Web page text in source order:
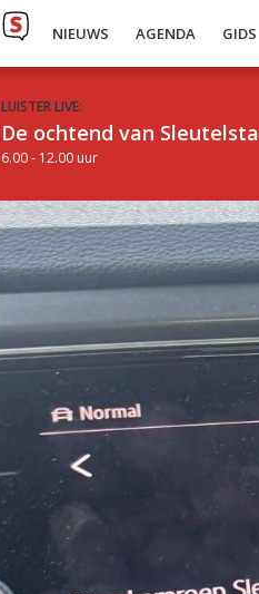
NIEUWS AGENDA GIDS
LUISTER LIVE:
De ochtend van
6.00 - 12.00 uur